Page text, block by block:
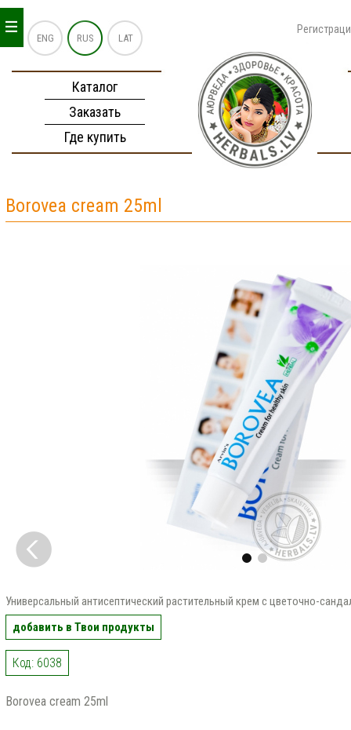
ENG RUS LAT
Каталог
Заказать
Где купить
_
_
_
Borovea cream 25ml
Универсальный антисептический растительный крем с цветочно-
добавить в Твои продукты
Код: 6038
Borovea cream 25ml